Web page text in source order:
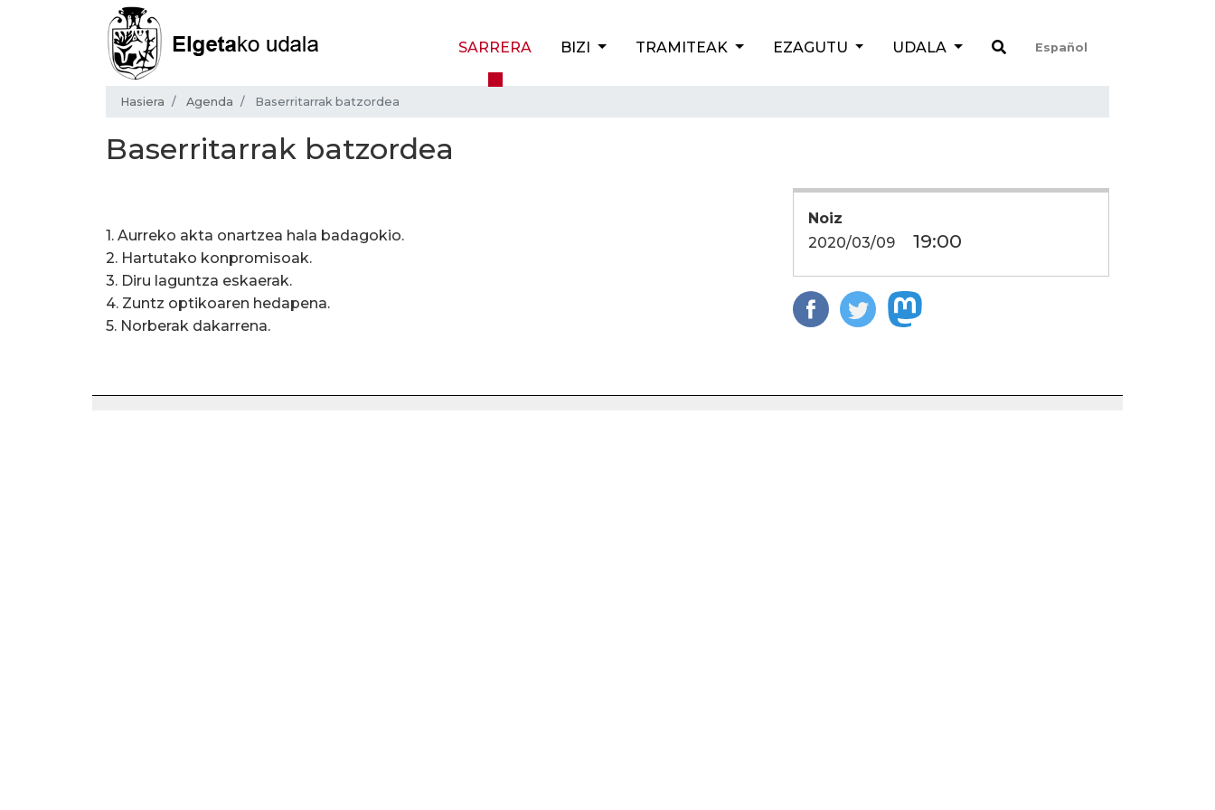
SARRERA BIZI TRAMITEAK EZAGUTU UDALA Español
Hasiera Agenda Baserritarrak batzordea
Baserritarrak batzordea
Noiz
2020/03/09
19:00
1. Aurreko akta onartzea hala badagokio.
2. Hartutako konpromisoak.
3. Diru laguntza eskaerak.
4. Zuntz optikoaren hedapena.
5. Norberak dakarrena.